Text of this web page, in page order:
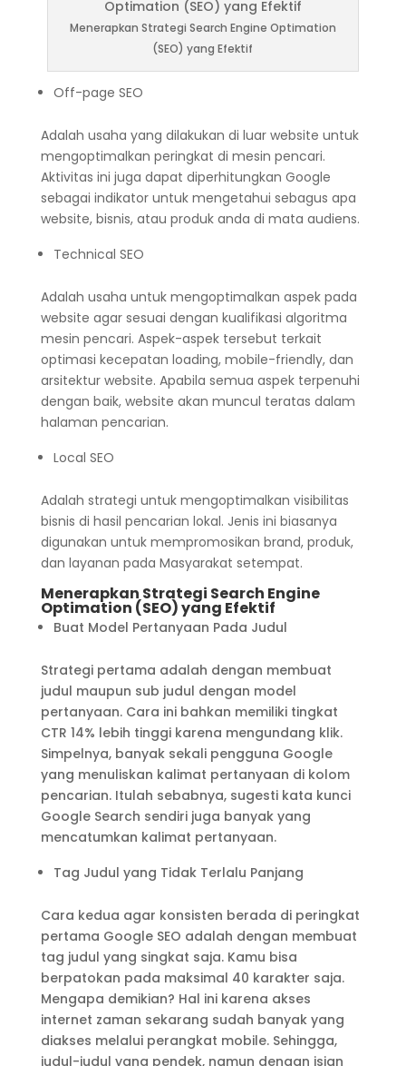
Menerapkan Strategi Search Engine Optimation
(SEO) yang Efektif
Off-page SEO
Adalah usaha yang dilakukan di luar website untuk
mengoptimalkan peringkat di mesin pencari.
Aktivitas ini juga dapat diperhitungkan Google
sebagai indikator untuk mengetahui sebagus apa
website, bisnis, atau produk anda di mata audiens.
Technical SEO
Adalah usaha untuk mengoptimalkan aspek pada
website agar sesuai dengan kualifikasi algoritma
mesin pencari. Aspek-aspek tersebut terkait
optimasi kecepatan loading, mobile-friendly, dan
arsitektur website. Apabila semua aspek terpenuhi
dengan baik, website akan muncul teratas dalam
halaman pencarian.
Local SEO
Adalah strategi untuk mengoptimalkan visibilitas
bisnis di hasil pencarian lokal. Jenis ini biasanya
digunakan untuk mempromosikan brand, produk,
dan layanan pada Masyarakat setempat.
Menerapkan Strategi Search Engine
Optimation (SEO) yang Efektif
Buat Model Pertanyaan Pada Judul
Strategi pertama adalah dengan membuat
judul maupun sub judul dengan model
pertanyaan. Cara ini bahkan memiliki tingkat
CTR 14% lebih tinggi karena mengundang klik.
Simpelnya, banyak sekali pengguna Google
yang menuliskan kalimat pertanyaan di kolom
pencarian. Itulah sebabnya, sugesti kata kunci
Google Search sendiri juga banyak yang
mencatumkan kalimat pertanyaan.
Tag Judul yang Tidak Terlalu Panjang
Cara kedua agar konsisten berada di peringkat
pertama Google SEO adalah dengan membuat
tag judul yang singkat saja. Kamu bisa
berpatokan pada maksimal 40 karakter saja.
Mengapa demikian? Hal ini karena akses
internet zaman sekarang sudah banyak yang
diakses melalui perangkat mobile. Sehingga,
judul-judul yang pendek, namun dengan isian